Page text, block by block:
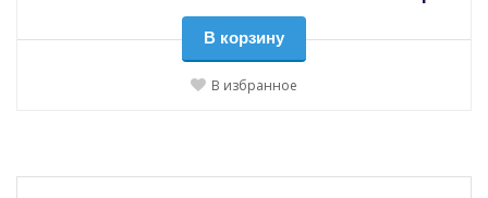
В корзину
В избранное